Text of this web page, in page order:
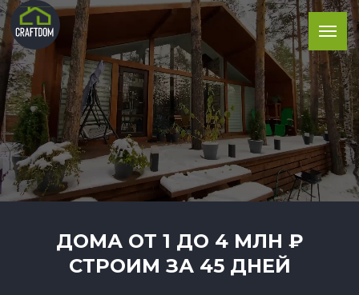
ДОМА ОТ 1 ДО 4 МЛН ₽
СТРОИМ ЗА 45 ДНЕЙ